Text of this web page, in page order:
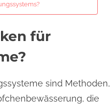
für
sind Methoden,
die